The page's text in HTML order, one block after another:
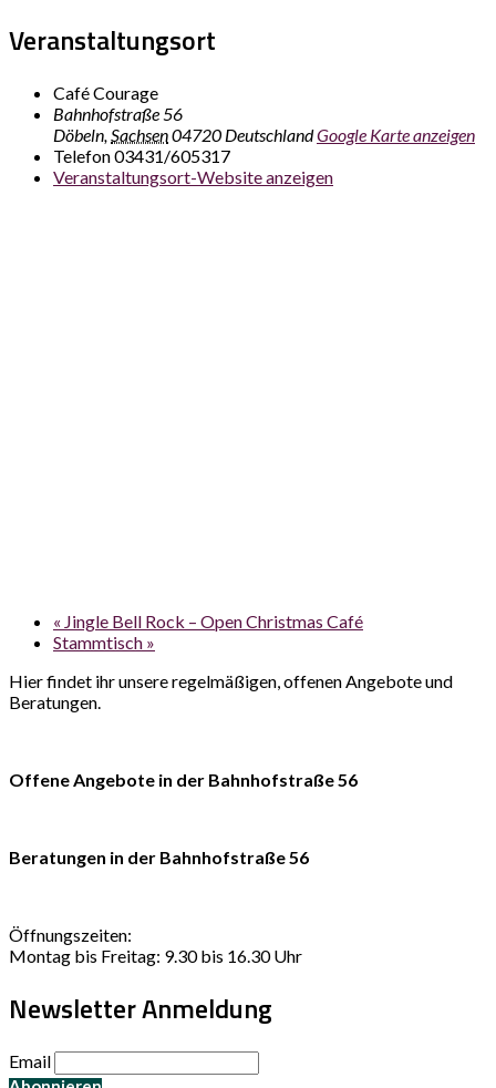
Veranstaltungsort
Café Courage
Bahnhofstraße 56
Döbeln,Sachsen04720 DeutschlandGoogle Karte anzeigen
Telefon03431/605317
Veranstaltungsort-Website anzeigen
« Jingle Bell Rock – Open Christmas Café
Stammtisch »
Hier findet ihr unsere regelmäßigen, offenen Angebote und
Beratungen.
Offene Angebote in der Bahnhofstraße 56
Beratungen in der Bahnhofstraße 56
Öffnungszeiten:
Montag bis Freitag: 9.30 bis 16.30 Uhr
Newsletter Anmeldung
Email